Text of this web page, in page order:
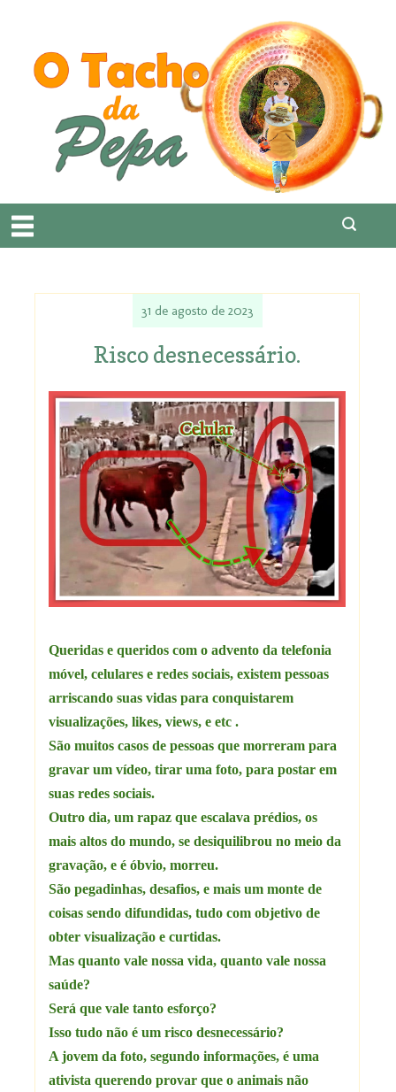
31 de agosto de 2023
Risco desnecessário.
Queridas e queridos com o advento da telefonia
móvel, celulares e redes sociais, existem pessoas
arriscando suas vidas para conquistarem
visualizações, likes, views, e etc .
São muitos casos de pessoas que morreram para
gravar um vídeo, tirar uma foto, para postar em
suas redes sociais.
Outro dia, um rapaz que escalava prédios, os
mais altos do mundo, se desiquilibrou no meio da
gravação, e é óbvio, morreu.
São pegadinhas, desafios, e mais um monte de
coisas sendo difundidas, tudo com objetivo de
obter visualização e curtidas.
Mas quanto vale nossa vida, quanto vale nossa
saúde?
Será que vale tanto esforço?
Isso tudo não é um risco desnecessário?
A jovem da foto, segundo informações, é uma
ativista querendo provar que o animais não